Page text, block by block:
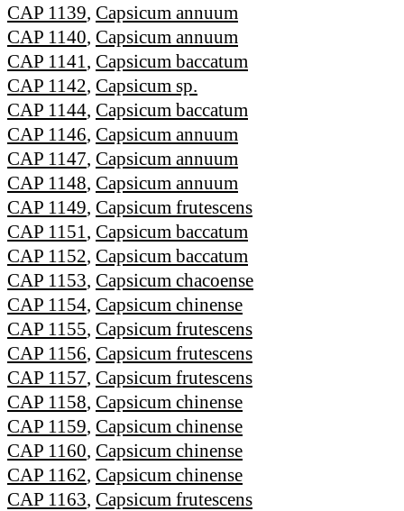
CAP 1139, Capsicum annuum
CAP 1140, Capsicum annuum
CAP 1141, Capsicum baccatum
CAP 1142, Capsicum sp.
CAP 1144, Capsicum baccatum
CAP 1146, Capsicum annuum
CAP 1147, Capsicum annuum
CAP 1148, Capsicum annuum
CAP 1149, Capsicum frutescens
CAP 1151, Capsicum baccatum
CAP 1152, Capsicum baccatum
CAP 1153, Capsicum chacoense
CAP 1154, Capsicum chinense
CAP 1155, Capsicum frutescens
CAP 1156, Capsicum frutescens
CAP 1157, Capsicum frutescens
CAP 1158, Capsicum chinense
CAP 1159, Capsicum chinense
CAP 1160, Capsicum chinense
CAP 1162, Capsicum chinense
CAP 1163, Capsicum frutescens